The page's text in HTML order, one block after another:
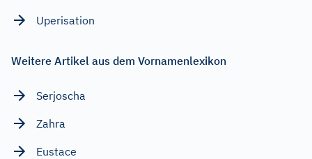
Uperisation
Weitere Artikel aus dem Vornamenlexikon
Serjoscha
Zahra
Eustace